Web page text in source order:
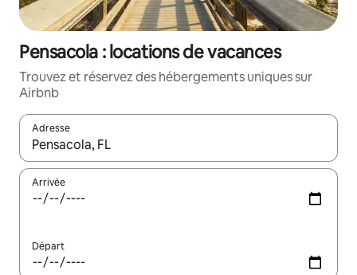
Pensacola : locations de vacances
Trouvez et réservez des hébergements uniques sur
Airbnb
Adresse
Lorsque les résultats s'affichent, utilisez les flèches vers le
Arrivée
Départ